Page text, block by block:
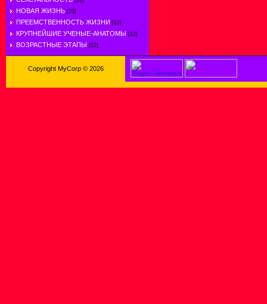
НОВАЯ ЖИЗНЬ [23]
ПРЕЕМСТВЕННОСТЬ ЖИЗНИ [12]
КРУПНЕЙШИЕ УЧЕНЫЕ-АНАТОМЫ [12]
ВОЗРАСТНЫЕ ЭТАПЫ [12]
Copyright MyCorp © 2026